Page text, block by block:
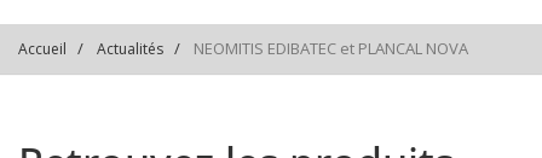
Accueil Actualités NEOMITIS EDIBATEC et PLANCAL NOVA